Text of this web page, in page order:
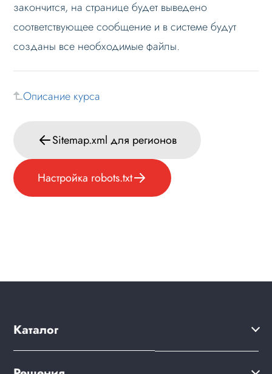
закончится, на странице будет выведено
соответствующее сообщение и в системе будут
созданы все необходимые файлы.
Описание курса
Sitemap.xml для регионов
Настройка robots.txt
Каталог